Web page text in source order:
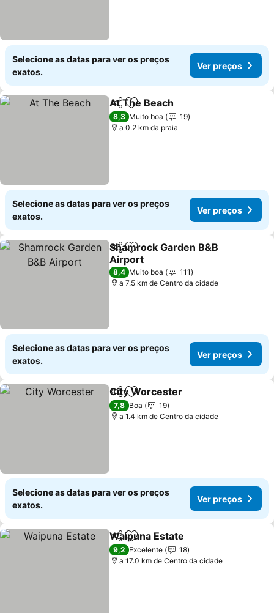
Selecione as datas para ver os preços
exatos.
Ver preços
PartilharAdicionar aos favoritos
At The Beach
8,3 Muito boa
19
a 0.2 km da praia
Selecione as datas para ver os preços
exatos.
Ver preços
PartilharAdicionar aos favoritos
Shamrock Garden B&B
Airport
Ver preços
8,4 Muito boa
111
a 7.5 km de Centro da cidade
Selecione as datas para ver os preços
exatos.
Ver preços
PartilharAdicionar aos favoritos
City Worcester
7,8 Boa
19
a 1.4 km de Centro da cidade
Selecione as datas para ver os preços
exatos.
Ver preços
PartilharAdicionar aos favoritos
Waipuna Estate
9,2 Excelente
18
a 17.0 km de Centro da cidade